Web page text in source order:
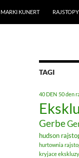
KUNERT
TAGI
40 DEN 50 den
Gerbe
hudson
hurtownia
kryjace